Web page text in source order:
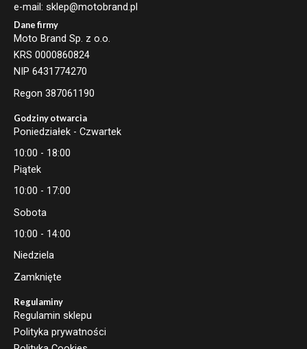
e-mail: sklep@motobrand.pl
Dane firmy
Moto Brand Sp. z o.o.
KRS 0000860824
NIP 6431774270
Regon 387061190
Godziny otwarcia
Poniedziałek - Czwartek
10:00 - 18:00
Piątek
10:00 - 17:00
Sobota
10:00 - 14:00
Niedziela
Zamknięte
Regulaminy
Regulamin sklepu
Polityka prywatności